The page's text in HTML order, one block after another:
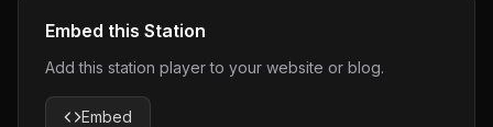
Embed this Station
Add this station player to your website or blog.
Embed